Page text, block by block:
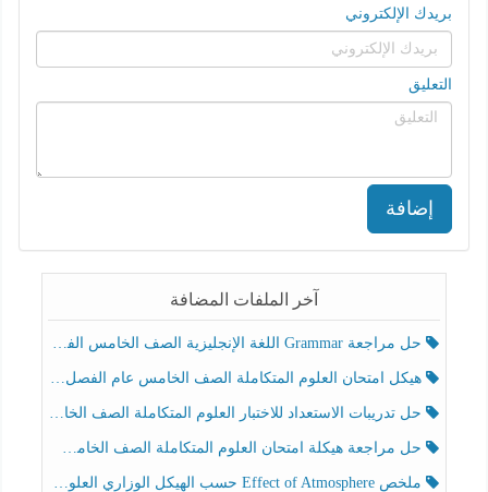
بريدك الإلكتروني
التعليق
إضافة
آخر الملفات المضافة
حل مراجعة Grammar اللغة الإنجليزية الصف الخامس الفصل الثالث
هيكل امتحان العلوم المتكاملة الصف الخامس عام الفصل الدراسي الثالث 2025-2026
حل تدريبات الاستعداد للاختبار العلوم المتكاملة الصف الخامس عام الفصل الثالث
حل مراجعة هيكلة امتحان العلوم المتكاملة الصف الخامس انسبير الفصل الثالث
ملخص Effect of Atmosphere حسب الهيكل الوزاري العلوم المتكاملة الصف الخامس انسبير الفصل الثالث